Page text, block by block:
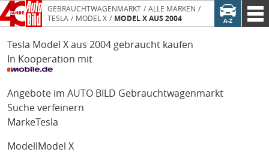
GEBRAUCHTWAGENMARKT
ALLE MARKEN
TESLA
MODEL X MODEL X AUS 2004
Tesla Model X aus 2004 gebraucht kaufen
In Kooperation mit
Angebote im AUTO BILD Gebrauchtwagenmarkt
Suche verfeinern
MarkeTesla
Modell Model X